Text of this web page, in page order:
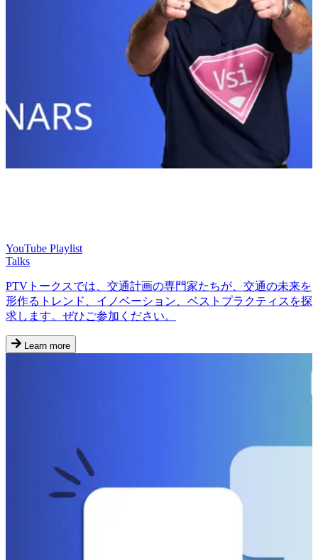
YouTube Playlist
Talks
PTVトークスでは、交通計画の専門家たちが、交通の未来を
形作るトレンド、イノベーション、ベストプラクティスを探
求します。ぜひご参加ください。
Learn more